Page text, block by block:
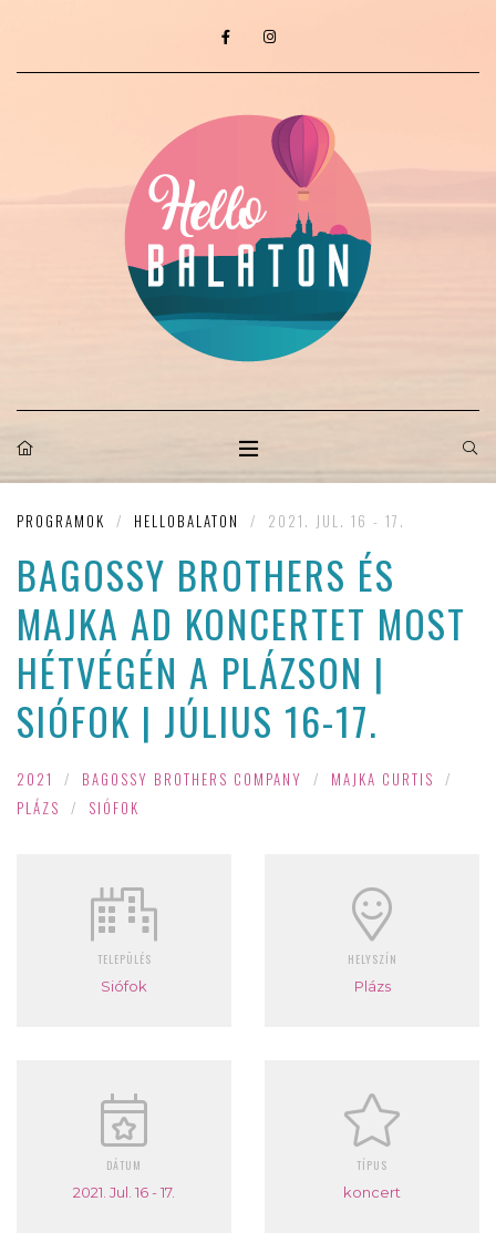
PROGRAMOK / HELLOBALATON / 2021. JUL. 16 - 17.
BAGOSSY BROTHERS ÉS
MAJKA AD KONCERTET MOST
HÉTVÉGÉN A PLÁZSON |
SIÓFOK | JÚLIUS 16-17.
2021 / BAGOSSY BROTHERS COMPANY / MAJKA CURTIS
/
PLÁZS
/ SIÓFOK
TELEPÜLÉS
Siófok
HELYSZÍN
Plázs
DÁTUM
2021. Jul. 16 - 17.
TÍPUS
koncert